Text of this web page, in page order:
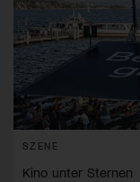
SZENE
Kino unter Sternen